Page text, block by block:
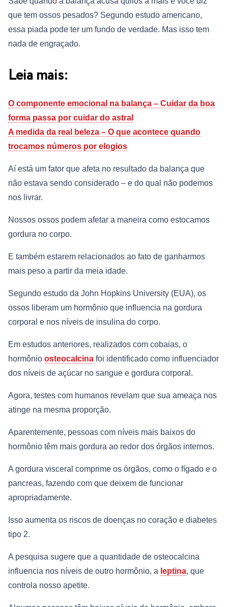
que tem ossos pesados? Segundo estudo americano,
essa piada pode ter um fundo de verdade. Mas isso tem
nada de engraçado.
Leia mais:
O componente emocional na balança – Cuidar da boa
forma passa por cuidar do astral
A medida da real beleza – O que acontece quando
trocamos números por elogios
Aí está um fator que afeta no resultado da balança que
não estava sendo considerado – e do qual não podemos
nos livrar.
Nossos ossos podem afetar a maneira como estocamos
gordura no corpo.
E também estarem relacionados ao fato de ganharmos
mais peso a partir da meia idade.
Segundo estudo da John Hopkins University (EUA), os
ossos liberam um hormônio que influencia na gordura
corporal e nos níveis de insulina do corpo.
Em estudos anteriores, realizados com cobaias, o
hormônio osteocalcina foi identificado como influenciador
dos níveis de açúcar no sangue e gordura corporal.
Agora, testes com humanos revelam que sua ameaça nos
atinge na mesma proporção.
Aparentemente, pessoas com níveis mais baixos do
hormônio têm mais gordura ao redor dos órgãos internos.
A gordura visceral comprime os órgãos, como o fígado e o
pancreas, fazendo com que deixem de funcionar
apropriadamente.
Isso aumenta os riscos de doenças no coração e diabetes
tipo 2.
A pesquisa sugere que a quantidade de osteocalcina
influencia nos níveis de outro hormônio, a leptina, que
controla nosso apetite.